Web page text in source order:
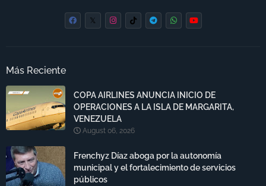
Más Reciente
COPA AIRLINES ANUNCIA INICIO DE
OPERACIONES A LA ISLA DE MARGARITA,
VENEZUELA
August 06, 2026
Frenchyz Díaz aboga por la autonomía
municipal y el fortalecimiento de servicios
públicos